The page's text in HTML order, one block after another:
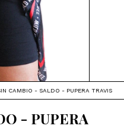
CAMBIO - SALDO - PUPERA TRAVIS
- PUPERA